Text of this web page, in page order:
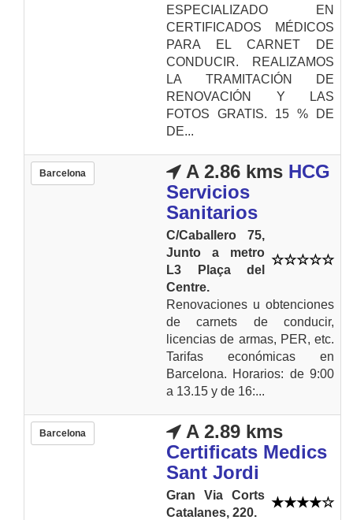
ESPECIALIZADO EN
CERTIFICADOS MÉDICOS
PARA EL CARNET DE
CONDUCIR. REALIZAMOS
LA TRAMITACIÓN DE
RENOVACIÓN Y LAS
FOTOS GRATIS. 15 % DE
DE...
Barcelona A 2.86 kms HCG
Servicios
Sanitarios
C/Caballero 75,
Junto a metro
L3 Plaça del
Centre.
Renovaciones u obtenciones
de carnets de conducir,
licencias de armas, PER, etc.
Tarifas económicas en
Barcelona. Horarios: de 9:00
a 13.15 y de 16:...
Barcelona
A 2.89 kms
Certificats Medics
Sant Jordi
Gran Via Corts
Catalanes, 220.